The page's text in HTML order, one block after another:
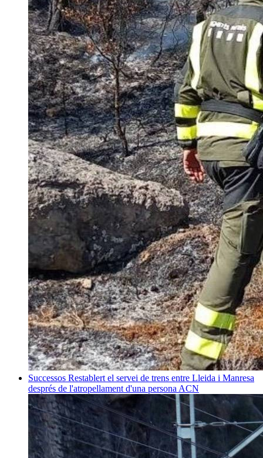
Successos Restablert el servei de trens entre Lleida i Manresa
després de l'atropellament d'una persona ACN